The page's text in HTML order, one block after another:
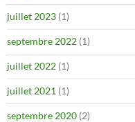
juillet 2023 (1)
septembre 2022 (1)
juillet 2022 (1)
juillet 2021 (1)
septembre 2020 (2)